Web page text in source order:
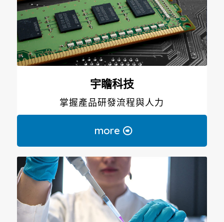
宇瞻科技
掌握產品研發流程與人力
more